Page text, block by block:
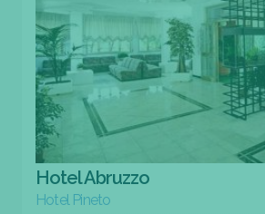
Hotel Abruzzo
Hotel Pineto